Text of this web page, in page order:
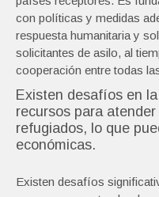
con políticas y medidas
respuesta humanitaria y
solicitantes de asilo, al
cooperación entre todas
Existen desafíos en
recursos para
refugiados, lo que
económicas.
Existen desafíos